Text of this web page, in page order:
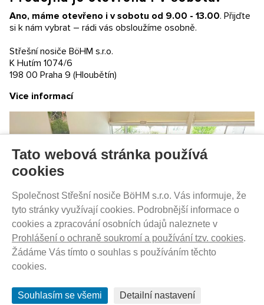
Garance nákupu
Obchodní podmínky
Kontakty
Ochrana soukromí
SLEDUJTE NÁS NA SOCIÁLNÍCH SÍTÍCH
PRODEJ NA SPLÁTKY
© 2012 - 2026 ProdejnaTH
Tato webová stránka používá
cookies
Společnost Střešní nosiče BöHM s.r.o. Vás informuje, že
tyto stránky využívají cookies. Podrobnější informace o
cookies a zpracování osobních údajů naleznete v
Prohlášení o ochraně soukromí a používání tzv. cookies.
Žádáme Vás tímto o souhlas s používáním těchto
cookies.
Souhlasím se všemi Detailní nastavení
Ano, máme otevřeno i v sobotu od 9.00 - 13.00. Přijďte
si k nám vybrat – rádi vás obsloužíme osobně.
Střešní nosiče BöHM s.r.o.
K Hutím 1074/6
198 00 Praha 9 (Hloubětín)
Vice informací